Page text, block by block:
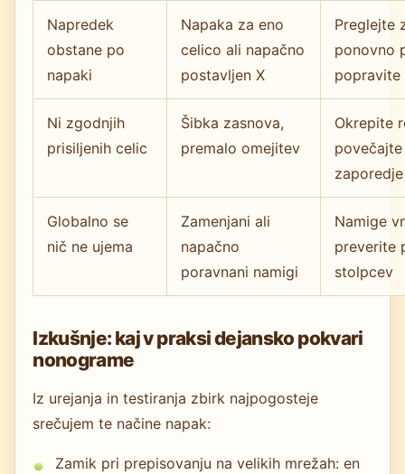
Napredek
obstane po
napaki
Napaka za eno
celico ali napačno
postavljen X
Preglejte
ponovno
popravite
Ni zgodnjih
prisiljenih celic
Šibka zasnova,
premalo omejitev
Okrepite
zaporedje
Globalno se
nič ne ujema
Zamenjani ali
napačno
poravnani namigi
Namige
preverite
stolpcev
Izkušnje: kaj v praksi dejansko pokvari
nonograme
Iz urejanja in testiranja zbirk najpogosteje
srečujem te načine napak:
Zamik pri prepisovanju na velikih mrežah: en